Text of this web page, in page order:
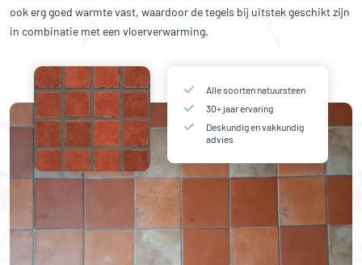
ook erg goed warmte vast, waardoor de tegels bij uitstek geschikt zijn
in combinatie met een vloerverwarming.
Alle soorten natuursteen
30+ jaar ervaring
Deskundig en vakkundig
advies